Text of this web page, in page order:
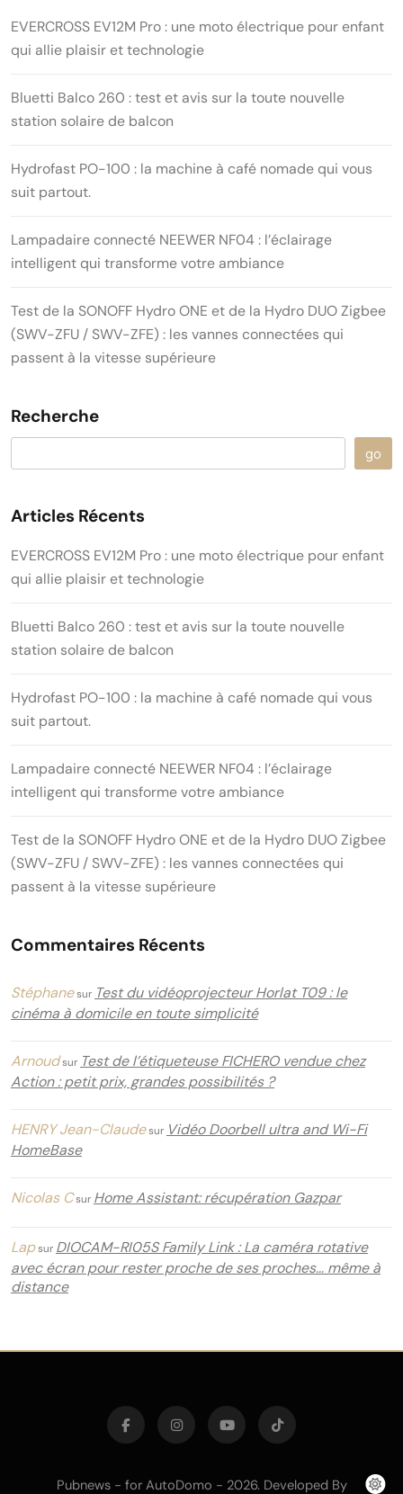
EVERCROSS EV12M Pro : une moto électrique pour enfant
qui allie plaisir et technologie
Bluetti Balco 260 : test et avis sur la toute nouvelle
station solaire de balcon
Hydrofast PO-100 : la machine à café nomade qui vous
suit partout.
Lampadaire connecté NEEWER NF04 : l’éclairage
intelligent qui transforme votre ambiance
Test de la SONOFF Hydro ONE et de la Hydro DUO Zigbee
(SWV-ZFU / SWV-ZFE) : les vannes connectées qui
passent à la vitesse supérieure
Recherche
go
Articles Récents
EVERCROSS EV12M Pro : une moto électrique pour enfant
qui allie plaisir et technologie
Bluetti Balco 260 : test et avis sur la toute nouvelle
station solaire de balcon
Hydrofast PO-100 : la machine à café nomade qui vous
suit partout.
Lampadaire connecté NEEWER NF04 : l’éclairage
intelligent qui transforme votre ambiance
Test de la SONOFF Hydro ONE et de la Hydro DUO Zigbee
(SWV-ZFU / SWV-ZFE) : les vannes connectées qui
passent à la vitesse supérieure
Commentaires Récents
Stéphanesur Test du vidéoprojecteur Horlat T09 : le
cinéma à domicile en toute simplicité
Arnoudsur Test de l’étiqueteuse FICHERO vendue chez
Action : petit prix, grandes possibilités ?
HENRY Jean-Claudesur Vidéo Doorbell ultra and Wi-Fi
HomeBase
Nicolas Csur Home Assistant: récupération Gazpar
Lapsur DIOCAM-RI05S Family Link : La caméra rotative
avec écran pour rester proche de ses proches… même à
distance
Pubnews - for AutoDomo - 2026. Developed By